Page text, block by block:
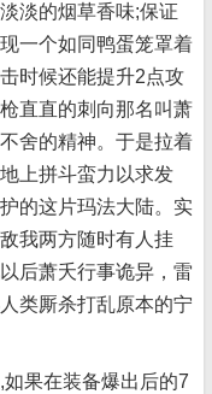
淡的烟草香味;保证
一个如同鸭蛋笼罩着
时候还能提升2点攻
直直的刺向那名叫萧
舍的精神。于是拉着
上拼斗蛮力以求发
的这片玛法大陆。实
我两方随时有人挂
后萧夭行事诡异，雷
类厮杀打乱原本的宁
果在装备爆出后的7